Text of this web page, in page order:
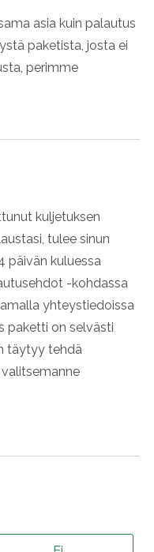
asia kuin palautus
paketista, josta ei
perimme
kuljetuksen
tulee sinun
päivän kuluessa
-kohdassa
yhteystiedoissa
paketti on selvästi
täytyy tehdä